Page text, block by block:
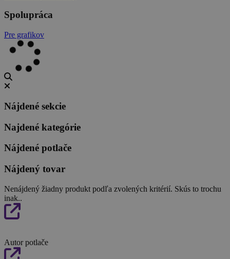
Spolupráca
Pre grafikov
Nájdené sekcie
Najdené kategórie
Nájdené potlače
Nájdený tovar
Nenájdený žiadny produkt podľa zvolených kritérií. Skús to trochu
inak..
Autor potlače